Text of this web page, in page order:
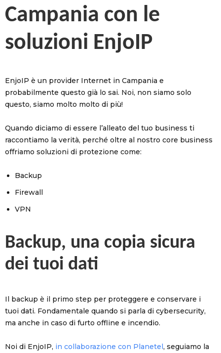
Campania con le
soluzioni EnjoIP
EnjoIP è un provider Internet in Campania e
probabilmente questo già lo sai. Noi, non siamo solo
questo, siamo molto molto di più!
Quando diciamo di essere l’alleato del tuo business ti
raccontiamo la verità, perché oltre al nostro core business
offriamo soluzioni di protezione come:
Backup
Firewall
VPN
Backup, una copia sicura
dei tuoi dati
Il backup è il primo step per proteggere e conservare i
tuoi dati. Fondamentale quando si parla di cybersecurity,
ma anche in caso di furto offline e incendio.
Noi di EnjoIP, in collaborazione con Planetel, seguiamo la